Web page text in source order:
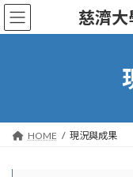
Skip
to
the
Skip
to
the
慈濟大
HOME 現況與成果